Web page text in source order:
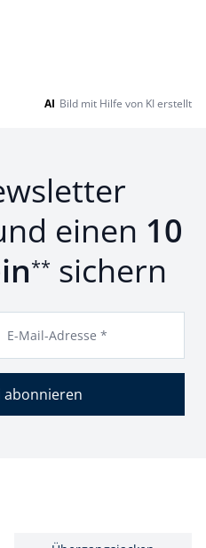
1 bis 7 von 7.
AI Bild mit Hilfe von KI erstellt
einen 10
** sichern
E-Mail-Adresse *
abonnieren